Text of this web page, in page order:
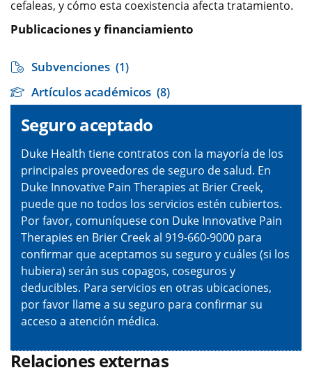
cefaleas, y cómo esta coexistencia afecta tratamiento.
Publicaciones y financiamiento
Subvenciones (1)
Artículos académicos (8)
Seguro aceptado
Duke Health tiene contratos con la mayoría de los
principales proveedores de seguro de salud. En
Duke Innovative Pain Therapies at Brier Creek,
puede que no todos los servicios estén cubiertos.
Por favor, comuníquese con Duke Innovative Pain
Therapies en Brier Creek al 919-660-9000 para
confirmar que aceptamos su seguro y cuáles (si los
hubiera) serán sus copagos, coseguros y
deducibles. Para servicios en otras ubicaciones,
por favor llame a su seguro para confirmar su
acceso a atención médica.
Relaciones externas